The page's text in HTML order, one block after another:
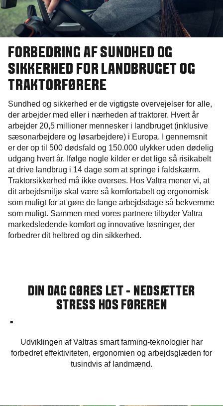
FORBEDRING AF SUNDHED OG
SIKKERHED FOR LANDBRUGET OG
TRAKTORFØRERE
Sundhed og sikkerhed er de vigtigste overvejelser for alle,
der arbejder med eller i nærheden af traktorer. Hvert år
arbejder 20,5 millioner mennesker i landbruget (inklusive
sæsonarbejdere og løsarbejdere) i Europa. I gennemsnit
er der op til 500 dødsfald og 150.000 ulykker uden dødelig
udgang hvert år. Ifølge nogle kilder er det lige så risikabelt
at drive landbrug i 14 dage som at springe i faldskærm.
Traktorsikkerhed må ikke overses. Hos Valtra mener vi, at
dit arbejdsmiljø skal være så komfortabelt og ergonomisk
som muligt for at gøre de lange arbejdsdage så bekvemme
som muligt. Sammen med vores partnere tilbyder Valtra
markedsledende komfort og innovative løsninger, der
forbedrer dit helbred og din sikkerhed.
DIN DAG GØRES LET - NEDSÆTTER
STRESS HOS FØREREN
.
Udviklingen af Valtras smart farming-teknologier har
forbedret effektiviteten, ergonomien og arbejdsglæden for
tusindvis af landmænd.